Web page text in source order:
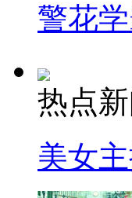
警花
热点
美女